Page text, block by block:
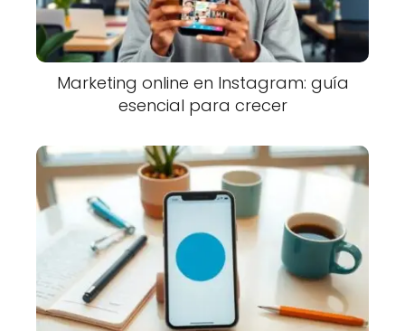
Marketing online en Instagram: guía
esencial para crecer